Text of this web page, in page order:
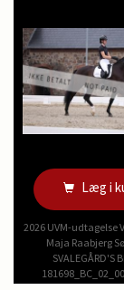
Læg i
2026 UVM-udtagelse
Maja Raabjerg
SVALEGÅRD'S